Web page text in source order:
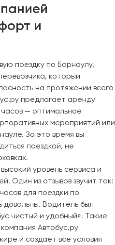
и
поездку по Барнаулу,
который
на протяжении всего
предлагает аренду
— оптимальное
мероприятий или
За это время вы
поездкой, не
уровень сервиса и
Один из отзывов звучит так:
для поездки по
довольны. Водитель был
чистый и удобный». Такие
Автобус.ру
и создает все условия